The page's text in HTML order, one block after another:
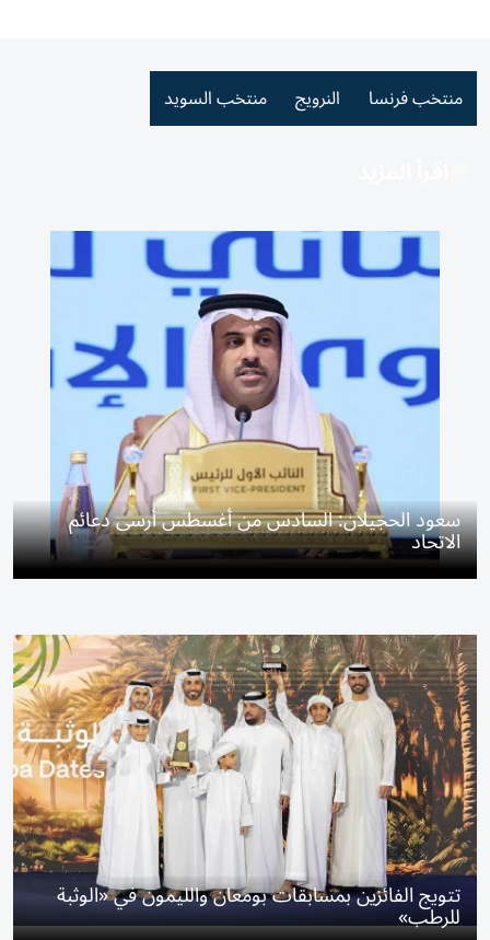
منتخب فرنسا النرويج منتخب السويد
سعود الحجيلان: السادس من أغسطس أرسى دعائم
الاتحاد
تتويج الفائزين بمسابقات بومعان والليمون في «الوثبة
للرطب»